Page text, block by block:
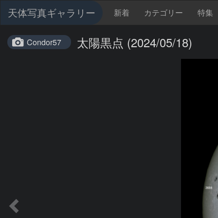
天体写真ギャラリー 新着 カテゴリー 特集
Condor57 太陽黒点 (2024/05/18)